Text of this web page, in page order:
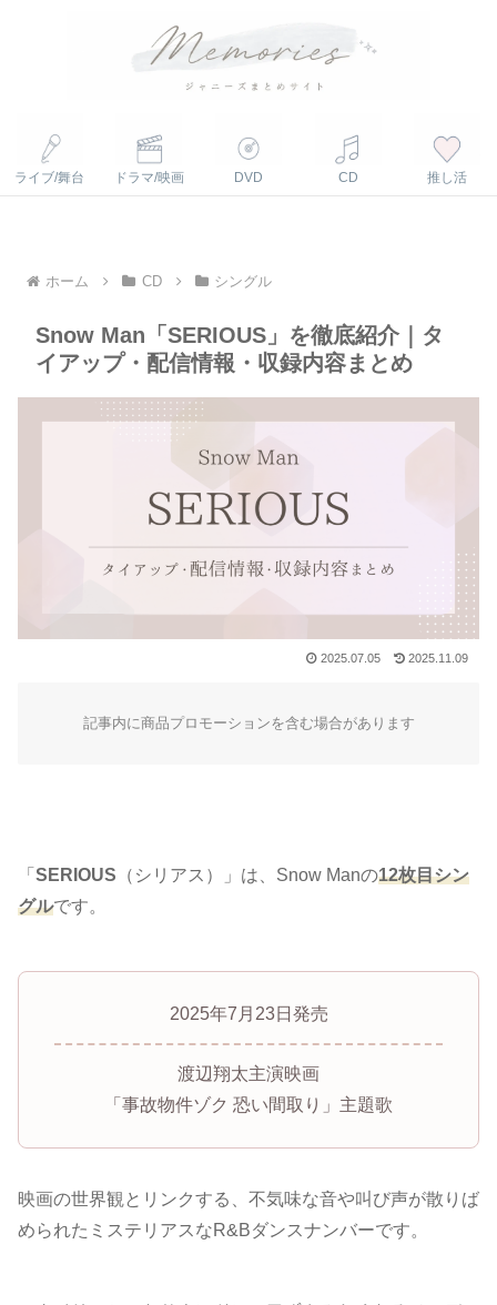
ライブ/舞台 ドラマ/映画 DVD CD 推し活
ホーム CD シングル
Snow Man「SERIOUS」を徹底紹介｜タ
イアップ・配信情報・収録内容まとめ
2025.07.05 2025.11.09
記事内に商品プロモーションを含む場合があります
「 SERIOUS （シリアス）」は、Snow Manの12枚目シン
グルです。
2025年7月23日発売
渡辺翔太主演映画
「事故物件ゾク 恐い間取り」主題歌
映画の世界観とリンクする、不気味な音や叫び声が散りば
められたミステリアスなR&Bダンスナンバーです。